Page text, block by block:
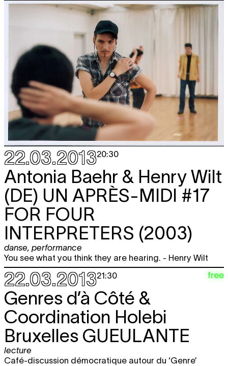
22.03.201320:30
Antonia Baehr & Henry Wilt
(DE) UN APRÈS-MIDI #17
FOR FOUR
INTERPRETERS (2003)
danse, performance
You see what you think they are hearing. - Henry Wilt
22.03.201321:30 free
Genres d’à Côté &
Coordination Holebi
Bruxelles GUEULANTE
lecture
Café-discussion démocratique autour du ‘Genre’